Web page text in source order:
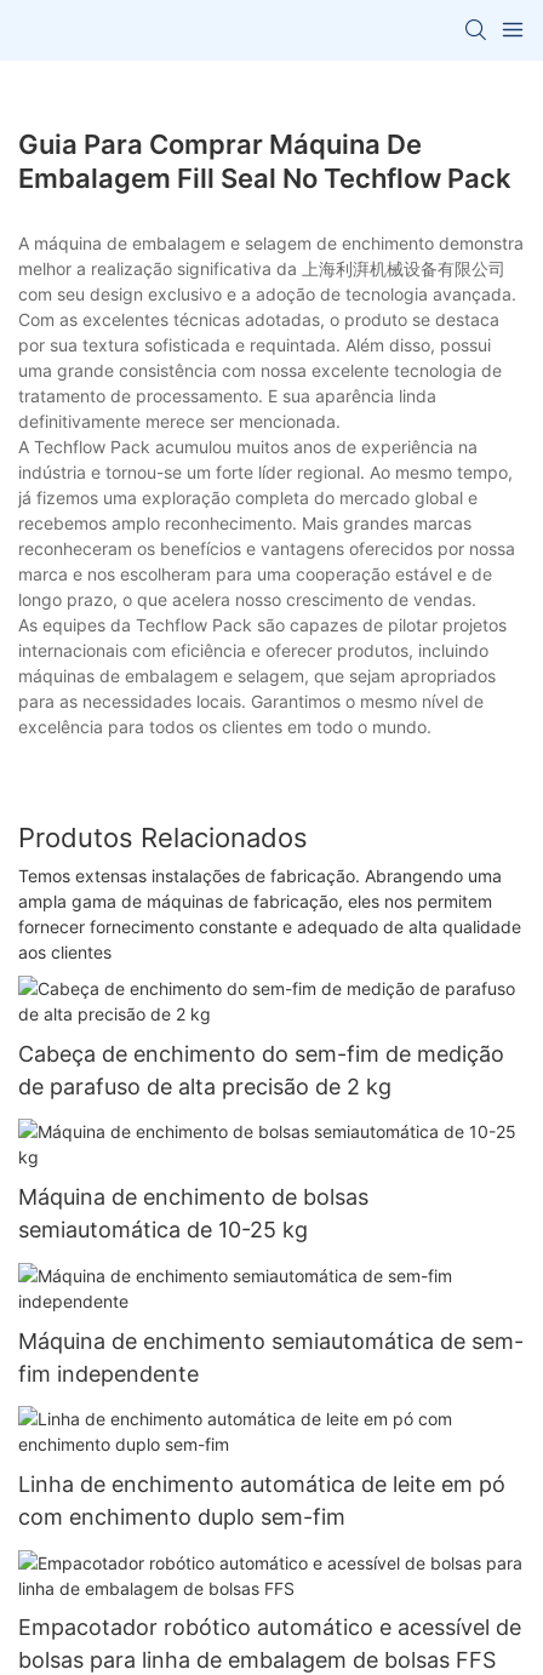
Guia Para Comprar Máquina De
Embalagem Fill Seal No Techflow Pack
A máquina de embalagem e selagem de enchimento demonstra
melhor a realização significativa da 上海利湃机械设备有限公司
com seu design exclusivo e a adoção de tecnologia avançada.
Com as excelentes técnicas adotadas, o produto se destaca
por sua textura sofisticada e requintada. Além disso, possui
uma grande consistência com nossa excelente tecnologia de
tratamento de processamento. E sua aparência linda
definitivamente merece ser mencionada.
A Techflow Pack acumulou muitos anos de experiência na
indústria e tornou-se um forte líder regional. Ao mesmo tempo,
já fizemos uma exploração completa do mercado global e
recebemos amplo reconhecimento. Mais grandes marcas
reconheceram os benefícios e vantagens oferecidos por nossa
marca e nos escolheram para uma cooperação estável e de
longo prazo, o que acelera nosso crescimento de vendas.
As equipes da Techflow Pack são capazes de pilotar projetos
internacionais com eficiência e oferecer produtos, incluindo
máquinas de embalagem e selagem, que sejam apropriados
para as necessidades locais. Garantimos o mesmo nível de
excelência para todos os clientes em todo o mundo.
Produtos Relacionados
Temos extensas instalações de fabricação. Abrangendo uma
ampla gama de máquinas de fabricação, eles nos permitem
fornecer fornecimento constante e adequado de alta qualidade
aos clientes
Cabeça de enchimento do sem-fim de medição
de parafuso de alta precisão de 2 kg
Máquina de enchimento de bolsas
semiautomática de 10-25 kg
Máquina de enchimento semiautomática de sem-
fim independente
Linha de enchimento automática de leite em pó
com enchimento duplo sem-fim
Empacotador robótico automático e acessível de
bolsas para linha de embalagem de bolsas FFS